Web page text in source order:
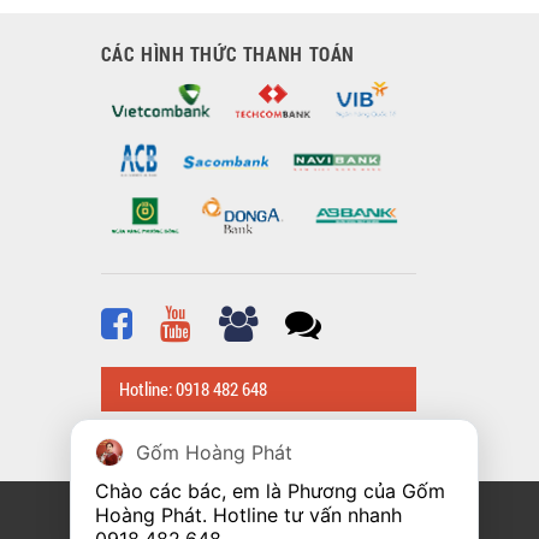
CÁC HÌNH THỨC THANH TOÁN
Hotline: 0918 482 648
Gốm Hoàng Phát
Chào các bác, em là Phương của Gốm